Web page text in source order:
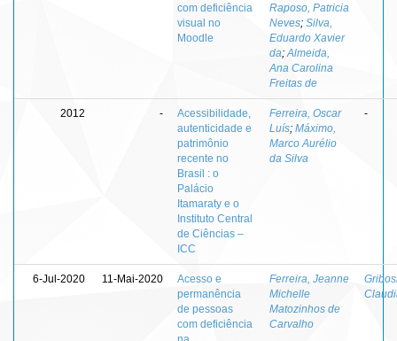
com deficiência
visual no
Moodle
Raposo, Patricia
Neves; Silva,
Eduardo Xavier
da; Almeida,
Ana Carolina
Freitas de
2012 -
Acessibilidade,
autenticidade e
patrimônio
recente no
Brasil : o
Palácio
Itamaraty e o
Instituto Central
de Ciências –
ICC
Ferreira, Oscar
Luís; Máximo,
Marco Aurélio
da Silva
-
6-Jul-2020 11-Mai-2020
Acesso e
permanência
de pessoas
com deficiência
Ferreira, Jeanne
Michelle
Matozinhos de
Carvalho